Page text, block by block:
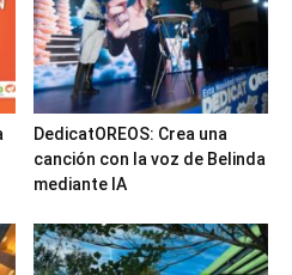
DedicatOREOS: Crea una
canción con la voz de Belinda
mediante IA